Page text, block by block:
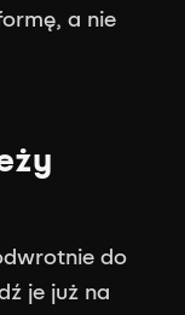
a nie
do
je już na